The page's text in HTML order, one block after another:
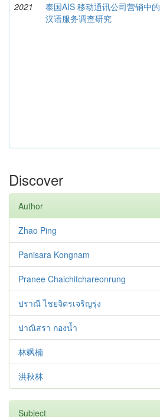
2021
泰国AIS 移动通讯公司营销中的
汉语服务调查研究
Discover
Author
Zhao Ping
Panisara Kongnam
Pranee Chaichitchareonrung
ปราณี ไชยจิตรเจริญรุ่ง
ปาณิสรา กองน้ำ
林飒楠
洪秋林
Subject